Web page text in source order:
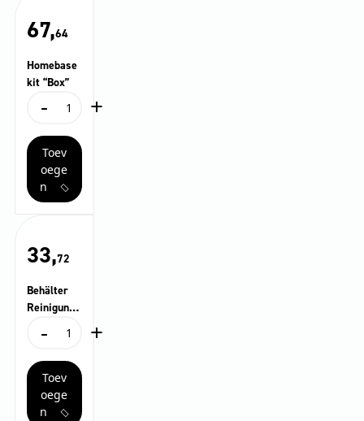
67,64
Homebase
kit “Box”
-
Homebasekit
aantal
+
Toev
oege
n
33,72
Behälter
Reinigungs
komplett
-
Behälter
komplett
aantal
+
Toev
oege
n